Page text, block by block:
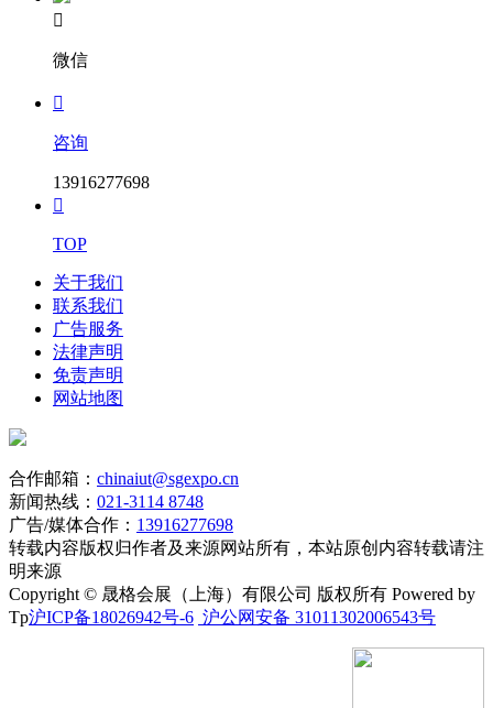

微信

咨询
13916277698

TOP
关于我们
联系我们
广告服务
法律声明
免责声明
网站地图
合作邮箱： chinaiut@sgexpo.cn
新闻热线： 021-3114 8748
广告/媒体合作： 13916277698
转载内容版权归作者及来源网站所有，本站原创内容转载请注
明来源
Copyright © 晟格会展（上海）有限公司 版权所有 Powered by
Tp沪ICP备18026942号-6 沪公网安备 31011302006543号